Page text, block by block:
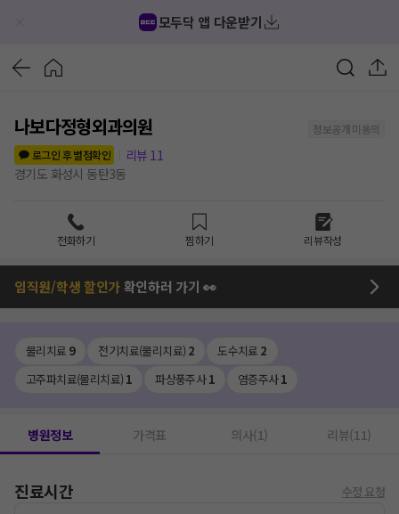
모두닥 앱 다운받기
나보다정형외과의원
정보공개 미동의
로그인 후 별점확인
리뷰 11
경기도 화성시 동탄3동
전화하기 찜하기 리뷰작성
임직원/학생 할인가확인하러 가기 👀
물리치료 9 전기치료(물리치료) 2 도수치료 2
고주파치료(물리치료) 1 파상풍주사1 염증주사1
병원정보 가격표 의사(1) 리뷰(11)
진료시간 수정 요청